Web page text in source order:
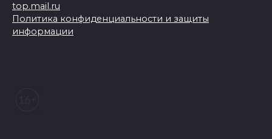
top.mail.ru
Политика конфиденциальности и защиты
информации